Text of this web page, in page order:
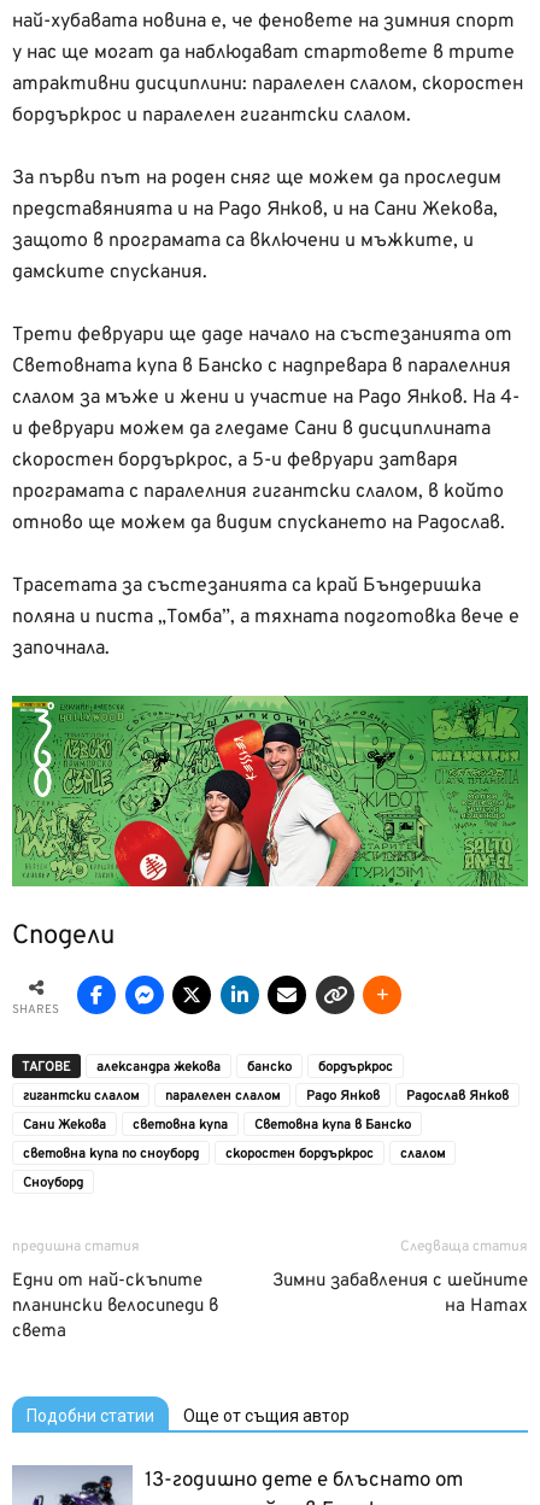
най-хубавата новина е, че феновете на зимния спорт
у нас ще могат да наблюдават стартовете в трите
атрактивни дисциплини: паралелен слалом, скоростен
бордъркрос и паралелен гигантски слалом.
За първи път на роден сняг ще можем да проследим
представянията и на Радо Янков, и на Сани Жекова,
защото в програмата са включени и мъжките, и
дамските спускания.
Трети февруари ще даде начало на състезанията от
Световната купа в Банско с надпревара в паралелния
слалом за мъже и жени и участие на Радо Янков. На 4-
и февруари можем да гледаме Сани в дисциплината
скоростен бордъркрос, а 5-и февруари затваря
програмата с паралелния гигантски слалом, в който
отново ще можем да видим спускането на Радослав.
Трасетата за състезанията са край Бъндеришка
поляна и писта „Томба”, а тяхната подготовка вече е
започнала.
Сподели
SHARES
ТАГОВЕ александра жекова банско
бордъркрос
гигантски слалом
паралелен слалом Радо Янков
Радослав Янков
Сани Жекова
световна купа
Световна купа в Банско
световна купа по сноуборд
скоростен бордъркрос
слалом
Сноуборд
предишна статия
Едни от най-скъпите
планински велосипеди в
света
Следваща статия
Зимни забавления с шейните
на Hamax
Подобни статии Още от същия автор
13-годишно дете е блъснато от